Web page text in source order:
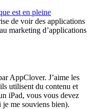
est en pleine
de voir des applications
marketing d’applications
AppClover. J’aime les
utilisent du contenu et
iPad, vous vous devez
me souviens bien).